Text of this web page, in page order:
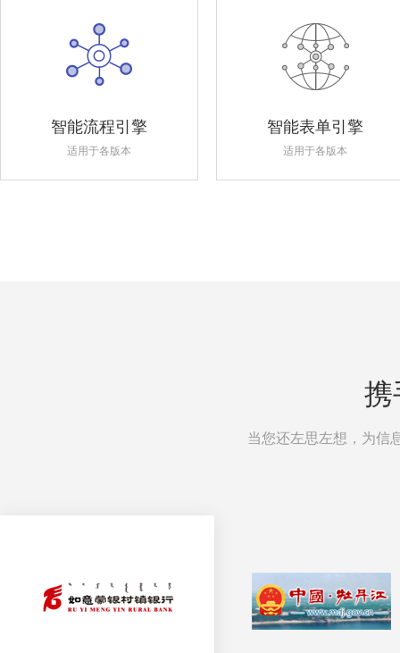
智能流程引擎
适用于各版本
智能表单引擎
适用于各版本
携
当您还左思左想，为信